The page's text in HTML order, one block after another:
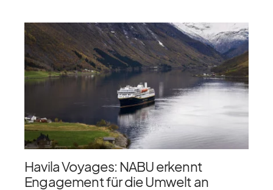
Havila Voyages: NABU erkennt
Engagement für die Umwelt an